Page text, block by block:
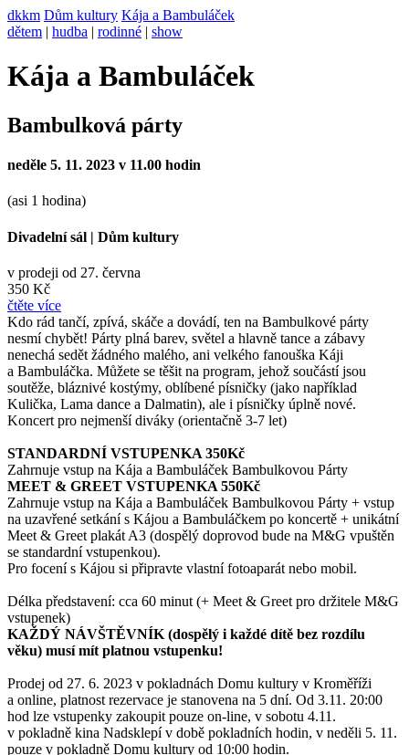
dkkm Dům kultury Kája a Bambuláček
dětem | hudba | rodinné | show
Kája a Bambuláček
Bambulková párty
neděle 5. 11. 2023 v 11.00 hodin
(asi 1 hodina)
Divadelní sál | Dům kultury
v prodeji od 27. června
350 Kč
čtěte více
Kdo rád tančí, zpívá, skáče a dovádí, ten na Bambulkové párty
nesmí chybět! Párty plná barev, světel a hlavně tance a zábavy
nenechá sedět žádného malého, ani velkého fanouška Káji
a Bambuláčka. Můžete se těšit na program, jehož součástí jsou
soutěže, bláznivé kostýmy, oblíbené písničky (jako například
Kulička, Lama dance a Dalmatin), ale i písničky úplně nové.
Koncert pro nejmenší diváky (orientačně 3-7 let)
STANDARDNÍ VSTUPENKA 350Kč
Zahrnuje vstup na Kája a Bambuláček Bambulkovou Párty
MEET & GREET VSTUPENKA 550Kč
Zahrnuje vstup na Kája a Bambuláček Bambulkovou Párty + vstup
na uzavřené setkání s Kájou a Bambuláčkem po koncertě + unikátní
Meet & Greet plakát A3 (dospělý doprovod bude na M&G vpuštěn
se standardní vstupenkou).
Pro focení s Kájou si připravte vlastní fotoaparát nebo mobil.
Délka představení: cca 60 minut (+ Meet & Greet pro držitele M&G
vstupenek)
KAŽDÝ NÁVŠTĚVNÍK (dospělý i každé dítě bez rozdílu
věku) musí mít platnou vstupenku!
Prodej od 27. 6. 2023 v pokladnách Domu kultury v Kroměříži
a online, platnost rezervace je stanovena na 5 dní. Od 3.11. 20:00
hod lze vstupenky zakoupit pouze on-line, v sobotu 4.11.
v pokladně kina Nadsklepí v době pokladních hodin, v neděli 5. 11.
pouze v pokladně Domu kultury od 10:00 hodin.